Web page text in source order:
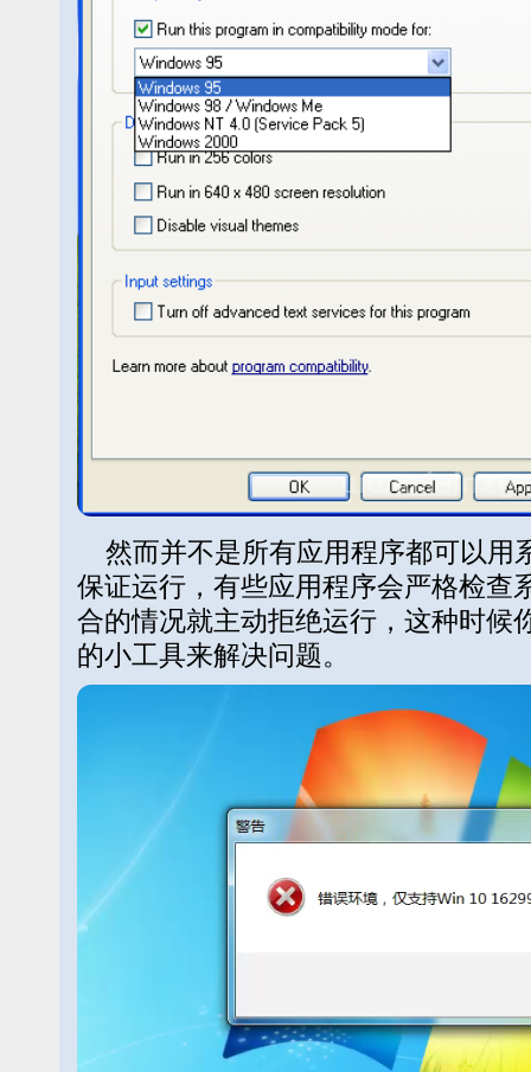
然而并不是所有应用程序都可以用
保证运行，有些应用程序会严格检查
合的情况就主动拒绝运行，这种时候
的小工具来解决问题。